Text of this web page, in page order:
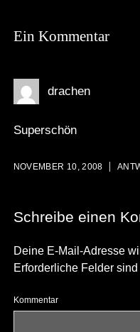
Ein Kommentar
drachen
Superschön
NOVEMBER 10, 2008
Schreibe einen
Deine E-Mail-Adresse
Erforderliche Felder
Kommentar